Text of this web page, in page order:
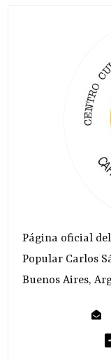
Página oficial
Popular Carlos
Buenos Aires,